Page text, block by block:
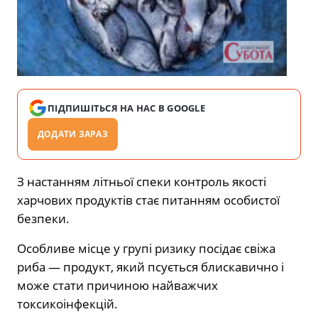
ПІДПИШІТЬСЯ НА НАС В GOOGLE
ДОДАТИ ЗАРАЗ
З настанням літньої спеки контроль якості
харчових продуктів стає питанням особистої
безпеки.
Особливе місце у групі ризику посідає свіжа
риба — продукт, який псується блискавично і
може стати причиною найважчих
токсикоінфекцій.